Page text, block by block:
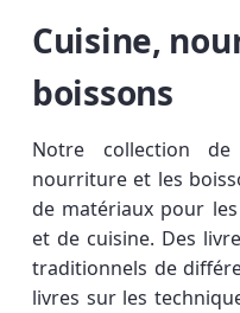
Cuisine,
boissons
Notre collection
nourriture et les
de matériaux pour
et de cuisine. Des
traditionnels de
livres sur les